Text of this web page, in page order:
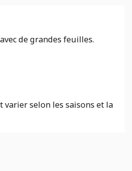
de grandes feuilles.
selon les saisons et la